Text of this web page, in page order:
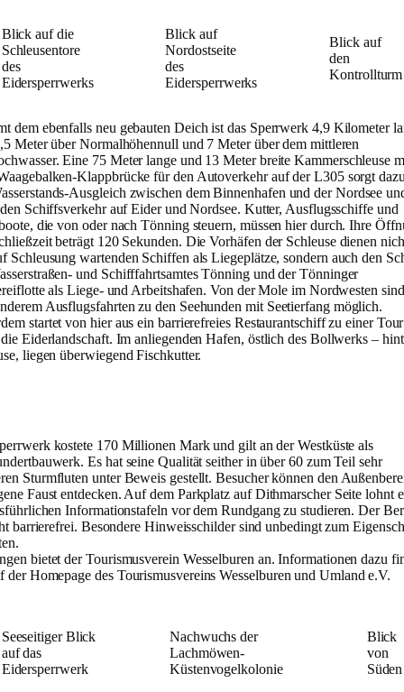
Blick auf die
Schleusentore
des
Eidersperrwerks
Blick auf
Nordostseite
des
Eidersperrwerks
Blick auf
den
Kontrollturm
dem ebenfalls neu gebauten Deich ist das Sperrwerk 4,9 Kilometer
Meter über Normalhöhennull und 7 Meter über dem mittleren
Eine 75 Meter lange und 13 Meter breite Kammerschleuse
Klappbrücke für den Autoverkehr auf der L305 sorgt
Ausgleich zwischen dem Binnenhafen und der Nordsee
Schiffsverkehr auf Eider und Nordsee. Kutter, Ausflugsschiffe und
die von oder nach Tönning steuern, müssen hier durch. Ihre
beträgt 120 Sekunden. Die Vorhäfen der Schleuse dienen
Schleusung wartenden Schiffen als Liegeplätze, sondern auch den
und Schifffahrtsamtes Tönning und der Tönninger
als Liege- und Arbeitshafen. Von der Mole im Nordwesten sind
Ausflugsfahrten zu den Seehunden mit Seetierfang möglich.
startet von hier aus ein barrierefreies Restaurantschiff zu einer Tour
Eiderlandschaft. Im anliegenden Hafen, östlich des Bollwerks –
liegen überwiegend Fischkutter.
kostete 170 Millionen Mark und gilt an der Westküste als
Es hat seine Qualität seither in über 60 zum Teil sehr
Sturmfluten unter Beweis gestellt. Besucher können den
Faust entdecken. Auf dem Parkplatz auf Dithmarscher Seite lohnt
Informationstafeln vor dem Rundgang zu studieren. Der
barrierefrei. Besondere Hinweisschilder sind unbedingt zum
bietet der Tourismusverein Wesselburen an. Informationen dazu
der Homepage des Tourismusvereins Wesselburen und Umland e.V.
Seeseitiger Blick
auf das
Eidersperrwerk
Nachwuchs der
Lachmöwen-
Küstenvogelkolonie
Blick
von
Süden